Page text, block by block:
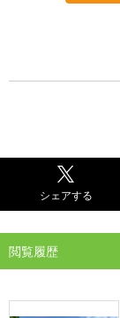
シェアする
閲覧履歴